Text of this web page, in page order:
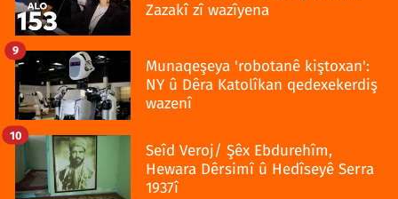
Zazakî zî wazîyena
Munaqeşeya 'robotanê kiştoxan':
NY û Dêra Katolîkan qedexekerdiş
wazenî
9
Seîd Veroj/ Şêx Ebdurehîm,
Hewara Dêrsimî û Hedîseyê Serra
1937î
10